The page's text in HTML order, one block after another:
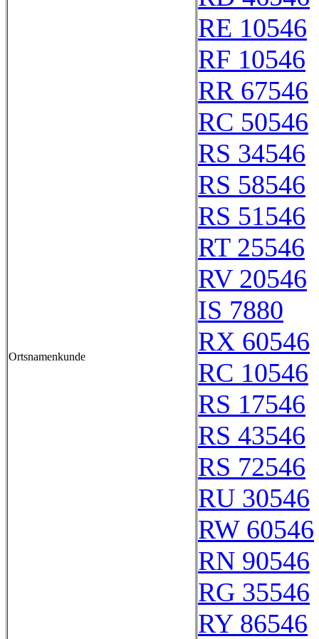
Ortsnamenkunde
RE 10546
RF 10546
RR 67546
RC 50546
RS 34546
RS 58546
RS 51546
RT 25546
RV 20546
IS 7880
RX 60546
RC 10546
RS 17546
RS 43546
RS 72546
RU 30546
RW 60546
RN 90546
RG 35546
RY 86546